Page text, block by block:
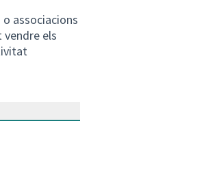
associacions
els